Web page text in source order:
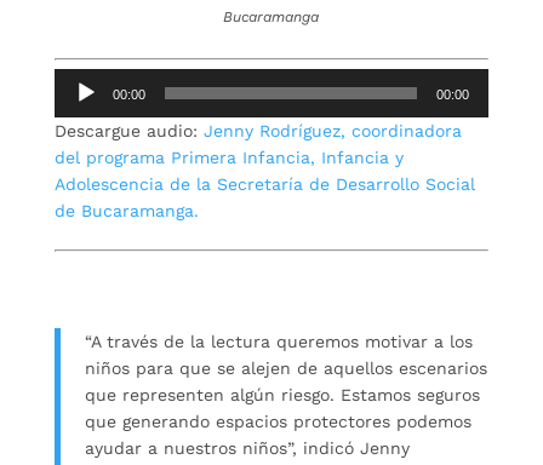
Bucaramanga
Reproductor
audio
00:00 00:00
Descargue audio: Jenny Rodríguez, coordinadora
del programa Primera Infancia, Infancia y
Adolescencia de la Secretaría de Desarrollo Social
de Bucaramanga.
“A través de la lectura queremos motivar a los
niños para que se alejen de aquellos escenarios
que representen algún riesgo. Estamos seguros
que generando espacios protectores podemos
ayudar a nuestros niños”, indicó Jenny